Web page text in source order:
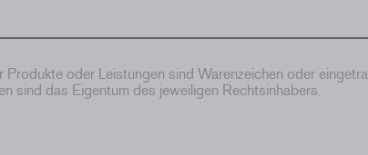
oder Leistungen sind Warenzeichen oder
sind das Eigentum des jeweiligen Rechtsinhabers.